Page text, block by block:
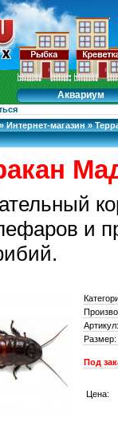
Аквариум
» Интернет-магазин »
и
Артикул:
Размер:
Под
Цена: